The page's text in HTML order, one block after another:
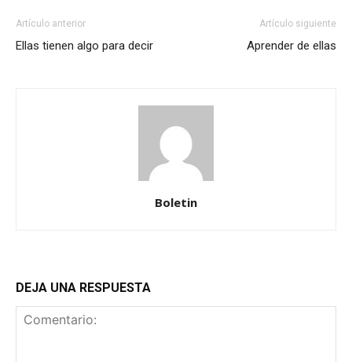
Artículo anterior
Ellas tienen algo para decir
Artículo siguiente
Aprender de ellas
Boletin
DEJA UNA RESPUESTA